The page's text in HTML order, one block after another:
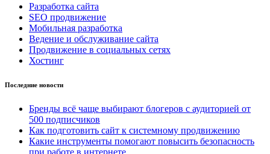
Разработка сайта
SEO продвижение
Мобильная разработка
Ведение и обслуживание сайта
Продвижение в социальных сетях
Хостинг
Последние новости
Бренды всё чаще выбирают блогеров с аудиторией от
500 подписчиков
Как подготовить сайт к системному продвижению
Какие инструменты помогают повысить безопасность
при работе в интернете